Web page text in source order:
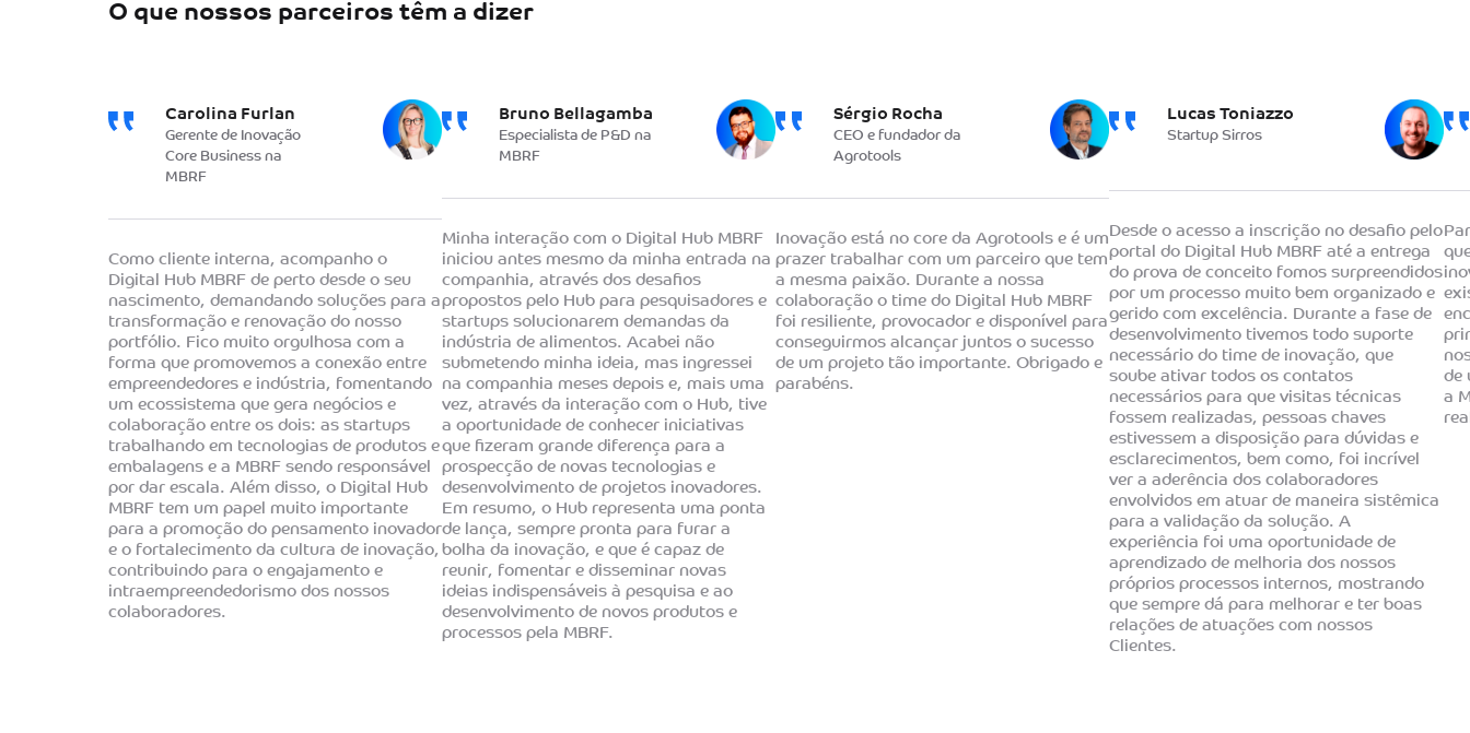
O que nossos parceiros têm a dizer
Carolina Furlan
Gerente de Inovação
Core Business na
MBRF
Como cliente interna, acompanho o
Digital Hub MBRF de perto desde o seu
nascimento, demandando soluções para a
transformação e renovação do nosso
portfólio. Fico muito orgulhosa com a
forma que promovemos a conexão entre
empreendedores e indústria, fomentando
um ecossistema que gera negócios e
colaboração entre os dois: as startups
trabalhando em tecnologias de produtos e
embalagens e a MBRF sendo responsável
por dar escala. Além disso, o Digital Hub
MBRF tem um papel muito importante
para a promoção do pensamento inovador
e o fortalecimento da cultura de inovação,
contribuindo para o engajamento e
intraempreendedorismo dos nossos
colaboradores.
Bruno Bellagamba
Especialista de P&D na
MBRF
Minha interação com o Digital Hub MBRF
iniciou antes mesmo da minha entrada na
companhia, através dos desafios
propostos pelo Hub para pesquisadores e
startups solucionarem demandas da
indústria de alimentos. Acabei não
submetendo minha ideia, mas ingressei
na companhia meses depois e, mais uma
vez, através da interação com o Hub, tive
a oportunidade de conhecer iniciativas
que fizeram grande diferença para a
prospecção de novas tecnologias e
desenvolvimento de projetos inovadores.
Em resumo, o Hub representa uma ponta
de lança, sempre pronta para furar a
bolha da inovação, e que é capaz de
reunir, fomentar e disseminar novas
ideias indispensáveis à pesquisa e ao
desenvolvimento de novos produtos e
processos pela MBRF.
Sérgio Rocha
CEO e fundador da
Agrotools
Inovação está no core da Agrotools e é um
prazer trabalhar com um parceiro que tem
a mesma paixão. Durante a nossa
colaboração o time do Digital Hub MBRF
foi resiliente, provocador e disponível para
conseguirmos alcançar juntos o sucesso
de um projeto tão importante. Obrigado e
parabéns.
Lucas Toniazzo
Startup Sirros
Desde o acesso a inscrição no desafio pelo
portal do Digital Hub MBRF até a entrega
do prova de conceito fomos surpreendidos
por um processo muito bem organizado e
gerido com excelência. Durante a fase de
desenvolvimento tivemos todo suporte
necessário do time de inovação, que
soube ativar todos os contatos
necessários para que visitas técnicas
fossem realizadas, pessoas chaves
estivessem a disposição para dúvidas e
esclarecimentos, bem como, foi incrível
ver a aderência dos colaboradores
envolvidos em atuar de maneira sistêmica
para a validação da solução. A
experiência foi uma oportunidade de
aprendizado de melhoria dos nossos
próprios processos internos, mostrando
que sempre dá para melhorar e ter boas
relações de atuações com nossos
Clientes.
de
a